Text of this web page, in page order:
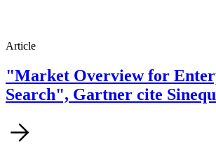
Article
"Market Overview for
Search", Gartner cite